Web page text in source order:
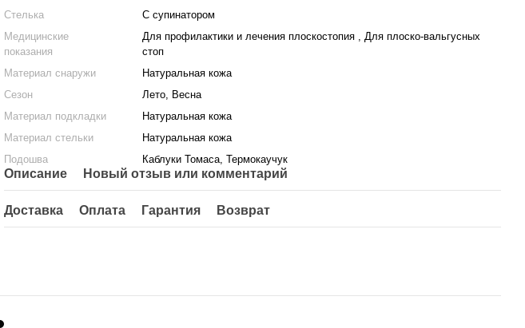
Стелька
С супинатором
Медицинские
показания
Для профилактики и лечения плоскостопия , Для плоско-вальгусных
стоп
Материал снаружи
Натуральная кожа
Сезон
Лето, Весна
Материал подкладки
Натуральная кожа
Материал стельки
Натуральная кожа
Подошва
Каблуки Томаса, Термокаучук
Описание Новый отзыв или комментарий
Доставка Оплата Гарантия Возврат